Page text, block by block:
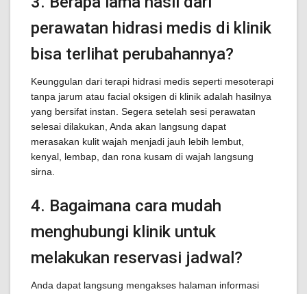
perawatan hidrasi medis di klinik
bisa terlihat perubahannya?
Keunggulan dari terapi hidrasi medis seperti mesoterapi
tanpa jarum atau facial oksigen di klinik adalah hasilnya
yang bersifat instan. Segera setelah sesi perawatan
selesai dilakukan, Anda akan langsung dapat
merasakan kulit wajah menjadi jauh lebih lembut,
kenyal, lembap, dan rona kusam di wajah langsung
sirna.
4. Bagaimana cara mudah
menghubungi klinik untuk
melakukan reservasi jadwal?
Anda dapat langsung mengakses halaman informasi